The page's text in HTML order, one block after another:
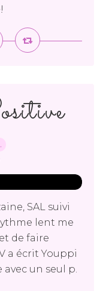
SAL suivi
lent me
de faire
a écrit Youppi
avec un seul p.